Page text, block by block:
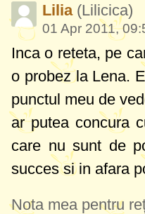
Lilia (Lilicica)
01 Apr 2011,
Inca o reteta, pe
o probez la Lena.
punctul meu de
ar putea concura
care nu sunt de
succes si in afara
Nota mea pentru